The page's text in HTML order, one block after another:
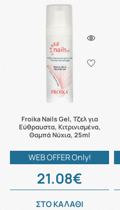
Froika Nails Gel, Τζελ για
Εύθραυστα, Κιτρινισμένα,
Θαμπά Νύχια, 25ml
WEB OFFER Only!
21.08€
ΣΤΟ ΚΑΛΑΘΙ